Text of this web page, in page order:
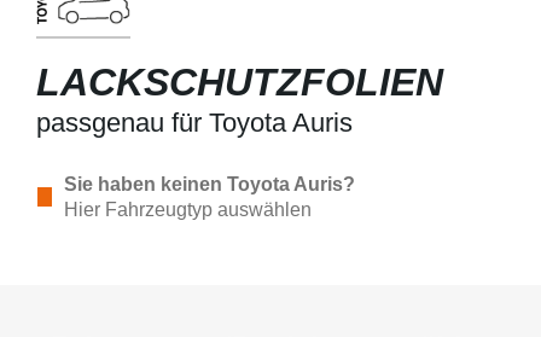
LACKSCHUTZFOLIEN
passgenau für Toyota Auris
Sie haben keinen Toyota Auris?
Hier Fahrzeugtyp auswählen